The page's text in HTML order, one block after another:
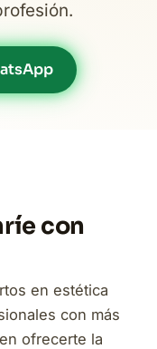
con
en estética
con más
ofrecerte la